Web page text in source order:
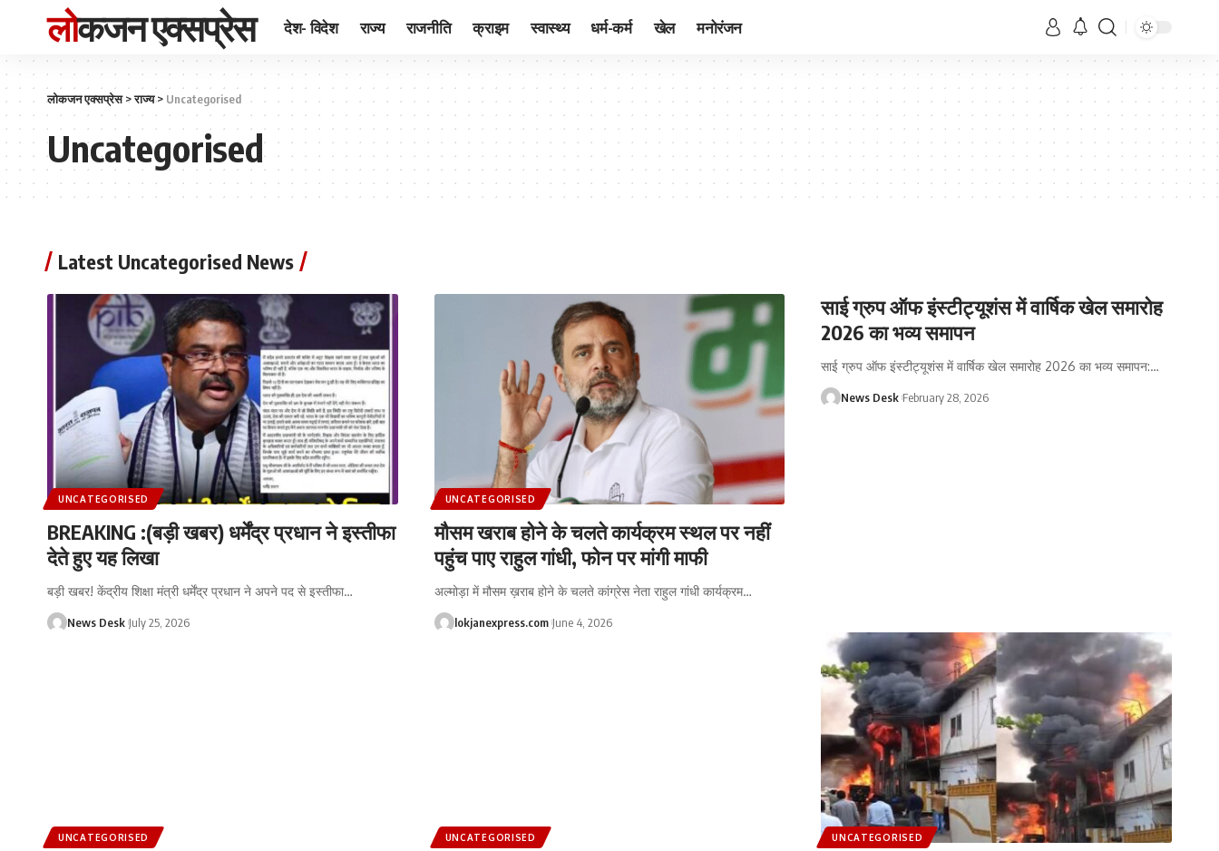
लोकजन एक्सप्रेस देश- विदेश राज्य राजनीति क्राइम स्वास्थ्य धर्म-कर्म खेल मनोरंजन
लोकजन एक्सप्रेस>राज्य> Uncategorised
Uncategorised
Latest Uncategorised News
UNCATEGORISED
BREAKING :(बड़ी खबर) धर्मेंद्र प्रधान ने इस्तीफा
देते हुए यह लिखा
बड़ी खबर! केंद्रीय शिक्षा मंत्री धर्मेंद्र प्रधान ने अपने पद से इस्तीफा…
News Desk July 25, 2026
UNCATEGORISED
मौसम खराब होने के चलते कार्यक्रम स्थल पर नहीं
पहुंच पाए राहुल गांधी, फोन पर मांगी माफी
अल्मोड़ा में मौसम ख़राब होने के चलते कांग्रेस नेता राहुल गांधी कार्यक्रम…
lokjanexpress.com June 4, 2026
साई ग्रुप ऑफ इंस्टीट्यूशंस में वार्षिक खेल समारोह
2026 का भव्य समापन
साई ग्रुप ऑफ इंस्टीट्यूशंस में वार्षिक खेल समारोह 2026 का भव्य समापन:…
News Desk February 28, 2026
UNCATEGORISED UNCATEGORISED UNCATEGORISED